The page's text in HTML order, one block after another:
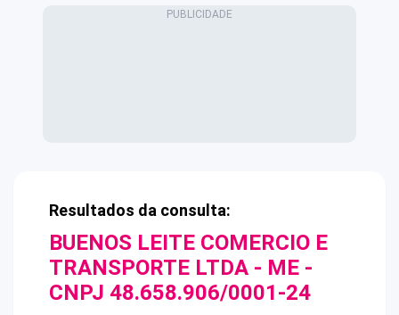
Resultados da consulta:
BUENOS LEITE COMERCIO E
TRANSPORTE LTDA - ME -
CNPJ 48.658.906/0001-24